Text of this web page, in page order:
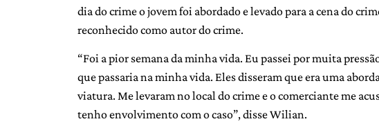
dia do crime o jovem foi abordado e levado para a cena do
reconhecido como autor do crime.
“Foi a pior semana da minha vida. Eu passei por muita
que passaria na minha vida. Eles disseram que era uma
viatura. Me levaram no local do crime e o comerciante me
tenho envolvimento com o caso”, disse Wilian.